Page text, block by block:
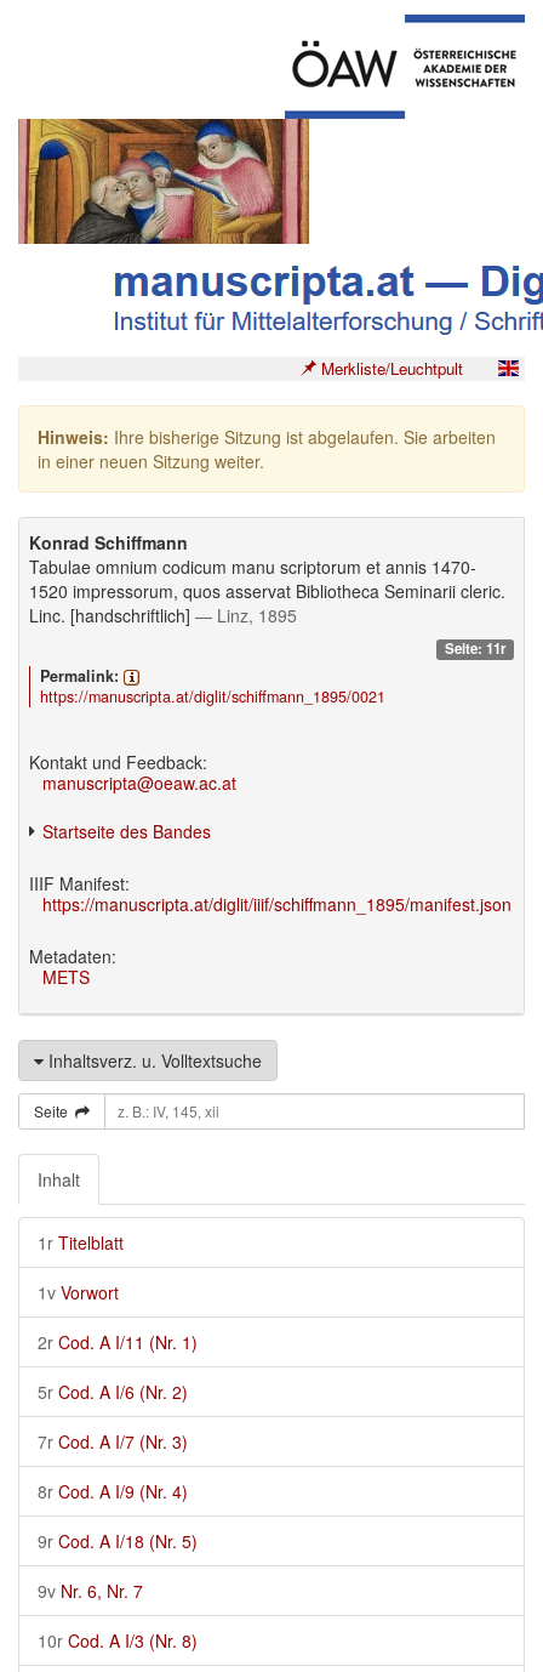
Merkliste/Leuchtpult
Hinweis: Ihre bisherige Sitzung ist abgelaufen. Sie arbeiten
in einer neuen Sitzung weiter.
Konrad Schiffmann
Tabulae omnium codicum manu scriptorum et annis 1470-
1520 impressorum, quos asservat Bibliotheca Seminarii cleric.
Linc. [handschriftlich] — Linz, 1895
Seite: 11r
Permalink:
https://manuscripta.at/diglit/schiffmann_1895/0021
Kontakt und Feedback:
manuscripta@oeaw.ac.at
Startseite des Bandes
IIIF Manifest:
https://manuscripta.at/diglit/iiif/schiffmann_1895/manifest.json
Metadaten:
METS
Inhaltsverz. u. Volltextsuche
Seite
Inhalt
1r Titelblatt
1v Vorwort
2r Cod. A I/11 (Nr. 1)
5r Cod. A I/6 (Nr. 2)
7r Cod. A I/7 (Nr. 3)
8r Cod. A I/9 (Nr. 4)
9r Cod. A I/18 (Nr. 5)
9v Nr. 6, Nr. 7
10r Cod. A I/3 (Nr. 8)